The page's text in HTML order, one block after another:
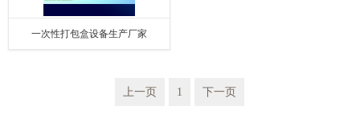
一次性打包盒设备生产厂家
上一页 1 下一页